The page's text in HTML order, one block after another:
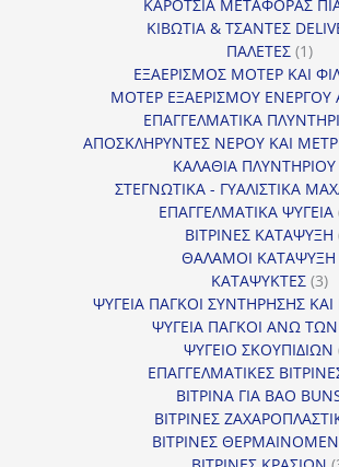
ΚΑΡΟΤΣΙΑ ΜΕΤΑΦΟΡΑΣ
ΚΙΒΩΤΙΑ & ΤΣΑΝΤΕΣ
ΠΑΛΕΤΕΣ 11
ΕΞΑΕΡΙΣΜΟΣ ΜΟΤΕΡ ΚΑΙ
ΜΟΤΕΡ ΕΞΑΕΡΙΣΜΟΥ
ΕΠΑΓΓΕΛΜΑΤΙΚΑ
ΑΠΟΣΚΛΗΡΥΝΤΕΣ ΝΕΡΟΥ ΚΑΙ
ΚΑΛΑΘΙΑ ΠΛΥΝΤΗΡΙΟΥ
ΣΤΕΓΝΩΤΙΚΑ - ΓΥΑΛΙΣΤΙΚΑ
ΕΠΑΓΓΕΛΜΑΤΙΚΑ ΨΥΓΕΙΑ
ΒΙΤΡΙΝΕΣ ΚΑΤΑΨΥΞΗ
ΘΑΛΑΜΟΙ ΚΑΤΑΨΥΞΗ
ΚΑΤΑΨΥΚΤΕΣ 33
ΨΥΓΕΙΑ ΠΑΓΚΟΙ ΣΥΝΤΗΡΗΣΗΣ
ΨΥΓΕΙΑ ΠΑΓΚΟΙ ΑΝΩ ΤΩΝ
ΨΥΓΕΙΟ ΣΚΟΥΠΙΔΙΩΝ
ΕΠΑΓΓΕΛΜΑΤΙΚΕΣ
ΒΙΤΡΙΝΑ ΓΙΑ BAO
ΒΙΤΡΙΝΕΣ
ΒΙΤΡΙΝΕΣ